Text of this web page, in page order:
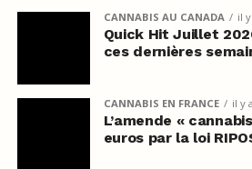
CANNABIS AU CANADA il
Quick Hit Juillet
ces dernières
CANNABIS EN FRANCE il y
L’amende «
euros par la loi